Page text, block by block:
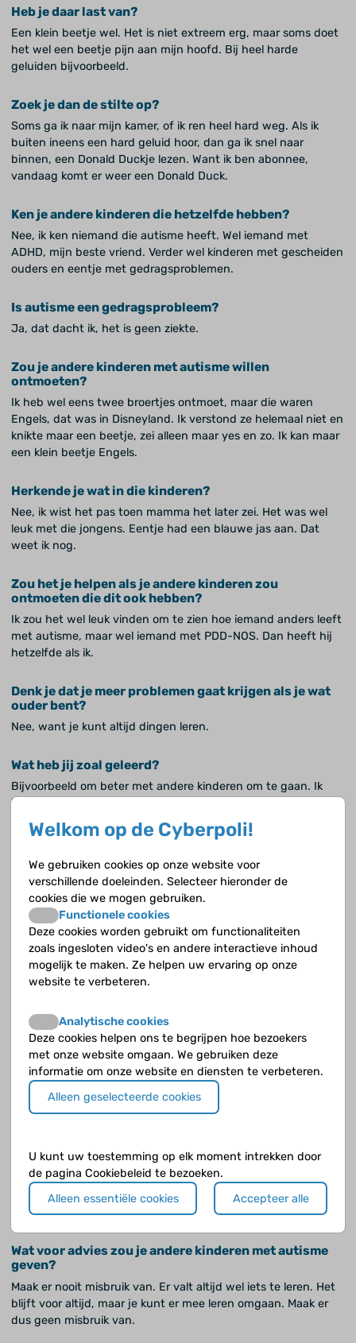
Heb je daar last van?
Een klein beetje wel. Het is niet extreem erg, maar soms doet
het wel een beetje pijn aan mijn hoofd. Bij heel harde
geluiden bijvoorbeeld.
Zoek je dan de stilte op?
Soms ga ik naar mijn kamer, of ik ren heel hard weg. Als ik
buiten ineens een hard geluid hoor, dan ga ik snel naar
binnen, een Donald Duckje lezen. Want ik ben abonnee,
vandaag komt er weer een Donald Duck.
Ken je andere kinderen die hetzelfde hebben?
Nee, ik ken niemand die autisme heeft. Wel iemand met
ADHD, mijn beste vriend. Verder wel kinderen met gescheiden
ouders en eentje met gedragsproblemen.
Is autisme een gedragsprobleem?
Ja, dat dacht ik, het is geen ziekte.
Zou je andere kinderen met autisme willen
ontmoeten?
Ik heb wel eens twee broertjes ontmoet, maar die waren
Engels, dat was in Disneyland. Ik verstond ze helemaal niet en
knikte maar een beetje, zei alleen maar yes en zo. Ik kan maar
een klein beetje Engels.
Herkende je wat in die kinderen?
Nee, ik wist het pas toen mamma het later zei. Het was wel
leuk met die jongens. Eentje had een blauwe jas aan. Dat
weet ik nog.
Zou het je helpen als je andere kinderen zou
ontmoeten die dit ook hebben?
Ik zou het wel leuk vinden om te zien hoe iemand anders leeft
met autisme, maar wel iemand met PDD-NOS. Dan heeft hij
hetzelfde als ik.
Denk je dat je meer problemen gaat krijgen als je wat
ouder bent?
Nee, want je kunt altijd dingen leren.
Wat heb jij zoal geleerd?
Bijvoorbeeld om beter met andere kinderen om te gaan. Ik
heb er al een ruim voldoende voor. Met oudere mensen kan ik
wel heel goed omgaan, daar heb ik een goed voor op mijn
rapport, de omgang met leerkrachten.
Vertel eens wat je leert in de omgang met andere
kinderen?
Bijvoorbeeld niet boos worden. Ik werd vroeger snel boos, nu
niet meer. Als iemand iets doet wat niet leuk is, altijd 'stop
houd op' zeggen, en als diegene jou slaat, mag je jezelf
verdedigen. Dat doe je door zijn hand weg te slaan. Doet hij
het met woorden, dan moet je het ook met woorden doen. Ik
Deed je dat vroeger anders?
Ja, ik werd boos. Ik ben best wel sterk en als ik dan boos was,
kregen andere kindjes heel veel pijn. Ik wist helemaal niet dat
ik zo sterk was.
Dan ben ik heel rijk, miljonair. Ik word later rapper en als hobby
ga ik technische dingetjes maken, bijvoorbeeld een horloge
dat laser kan schieten. Dan word ik heel rijk en geef ik mama
vijf Lamborghini's. Dat is een heel mooie auto.
Wat voor advies zou je andere kinderen met autisme
geven?
Maak er nooit misbruik van. Er valt altijd wel iets te leren. Het
blijft voor altijd, maar je kunt er mee leren omgaan. Maak er
dus geen misbruik van.
Welkom op de Cyberpoli!
We gebruiken cookies op onze website voor
verschillende doeleinden. Selecteer hieronder de
cookies die we mogen gebruiken.
Functionele cookies
Deze cookies worden gebruikt om functionaliteiten
zoals ingesloten video's en andere interactieve inhoud
mogelijk te maken. Ze helpen uw ervaring op onze
website te verbeteren.
Analytische cookies
Deze cookies helpen ons te begrijpen hoe bezoekers
met onze website omgaan. We gebruiken deze
informatie om onze website en diensten te verbeteren.
Alleen geselecteerde cookies
U kunt uw toestemming op elk moment intrekken door
de pagina Cookiebeleid te bezoeken.
Alleen essentiële cookies
Accepteer alle